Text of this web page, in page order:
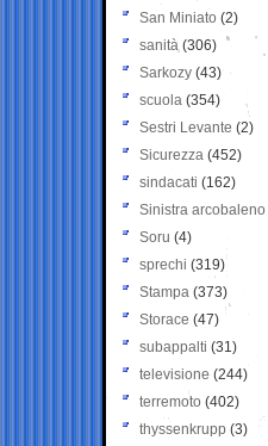
San Miniato (2)
sanità (306)
Sarkozy (43)
scuola (354)
Sestri Levante (2)
Sicurezza (452)
sindacati (162)
Sinistra arcobaleno
Soru (4)
sprechi (319)
Stampa (373)
Storace (47)
subappalti (31)
televisione(244)
terremoto (402)
thyssenkrupp (3)